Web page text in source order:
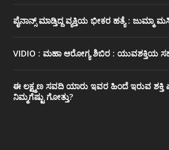
ಪೈನಾನ್ಸ್ ಮಾಡ್ತಿದ್ದ ವ್ಯಕ್ತಿಯ ಭೀಕರ‌ ಹತ್ಯೆ : ಜುಮ್ಮಾ
VIDIO : ಮಹಾ ಆರೋಗ್ಯ ಶಿಬಿರ : ಯುವಶಕ್ತಿಯ
ಈ ಲಕ್ಷ್ಮಣ ಸವದಿ ಯಾರು ಇವರ ಹಿಂದೆ ಇರುವ ಶಕ್ತಿ
ನಿಮ್ಮಗೆಷ್ಟು ಗೋತ್ತು?